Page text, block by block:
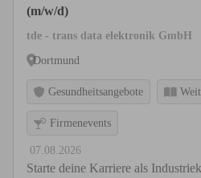
(m/w/d)
tde - trans data elektronik GmbH
Dortmund
Gesundheitsangebote
Firmenevents
07.08.2026
Starte deine Karriere als